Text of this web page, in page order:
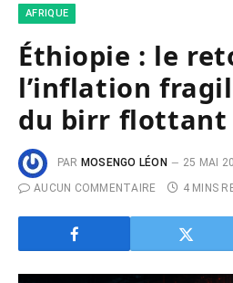
AFRIQUE
Éthiopie : le
l’inflation
du birr flottant
PAR MOSENGO LÉON
25 MAI
AUCUN COMMENTAIRE
4 MINS